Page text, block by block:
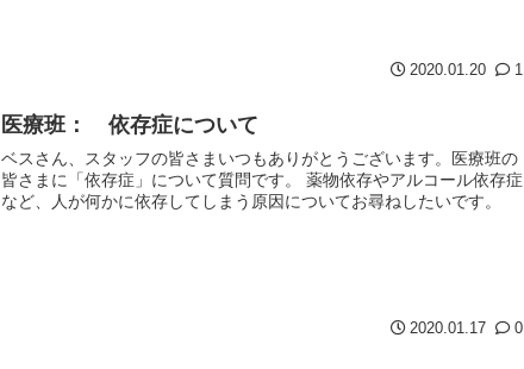
2020.01.20 1
医療班： 依存症について
ベスさん、スタッフの皆さまいつもありがとうございます。医療班の
皆さまに「依存症」について質問です。 薬物依存やアルコール依存症
など、人が何かに依存してしまう原因についてお尋ねしたいです。
2020.01.17 0